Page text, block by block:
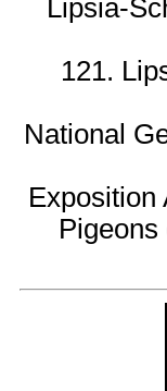
Lipsia-
121.
National
Exposition